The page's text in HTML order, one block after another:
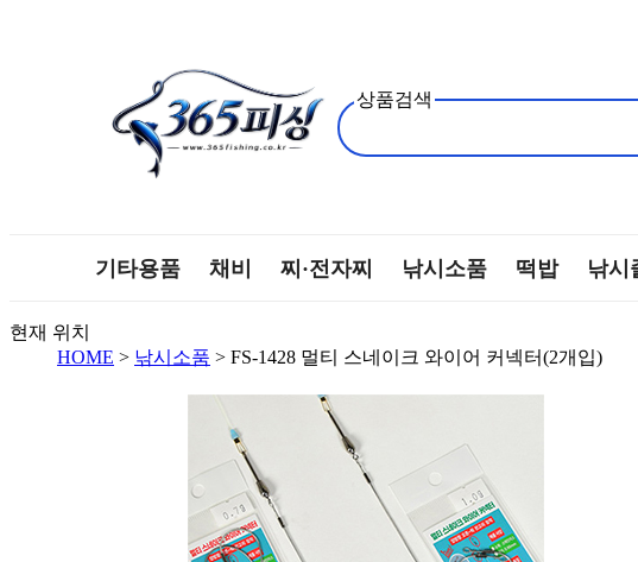
상품검색
기타용품 채비 찌·전자찌 낚시소품 떡밥 낚시
현재 위치
HOME > 낚시소품 > FS-1428 멀티 스네이크 와이어 커넥터(2개입)